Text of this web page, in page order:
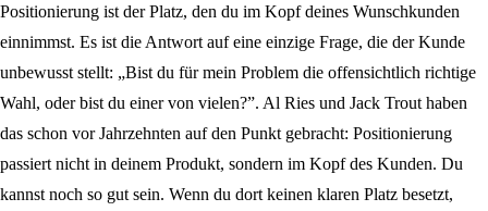
Positionierung ist der Platz, den du im Kopf deines Wunschkunden
einnimmst. Es ist die Antwort auf eine einzige Frage, die der Kunde
unbewusst stellt: „Bist du für mein Problem die offensichtlich richtige
Wahl, oder bist du einer von vielen?”. Al Ries und Jack Trout haben
das schon vor Jahrzehnten auf den Punkt gebracht: Positionierung
passiert nicht in deinem Produkt, sondern im Kopf des Kunden. Du
kannst noch so gut sein. Wenn du dort keinen klaren Platz besetzt,